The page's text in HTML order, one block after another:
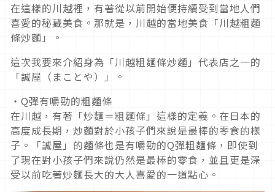
在這樣的川越裡，有著從以前開始便持續受到當地人們
喜愛的秘藏美食。那就是，川越的當地美食「川越粗麵
條炒麵」。
這次我要來介紹身為「川越粗麵條炒麵」代表店之一的
「誠屋（まことや）」。
・Q彈有嚼勁的粗麵條
在川越，有著「炒麵＝粗麵條」這樣的定義。在日本的
高度成長期，炒麵對於小孩子們來說是最棒的零食的樣
子。「誠屋」的麵條也是有嚼勁的Q彈粗麵條，即使到
了現在對小孩子們來說仍然是最棒的零食，並且更是深
受以前吃著炒麵長大的大人喜愛的一道點心。